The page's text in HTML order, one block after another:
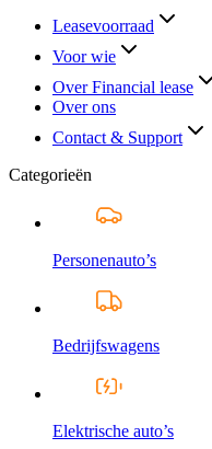
Leasevoorraad
Voor wie
Over Financial lease
Over ons
Contact & Support
Categorieën
Personenauto’s
Bedrijfswagens
Elektrische auto’s